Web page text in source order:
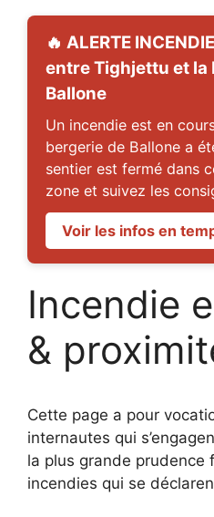
🔥 ALERTE
entre Tighjettu et la
Ballone
Un incendie est en
bergerie de Ballone a
sentier est fermé dans
zone et suivez les
Voir les infos en
Incendie
&
Cette page a pour
internautes qui
la plus grande prudence
incendies qui se